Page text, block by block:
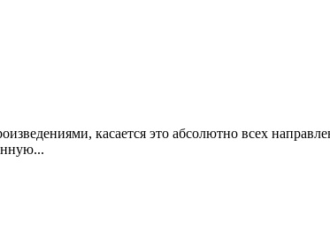
касается это абсолютно всех